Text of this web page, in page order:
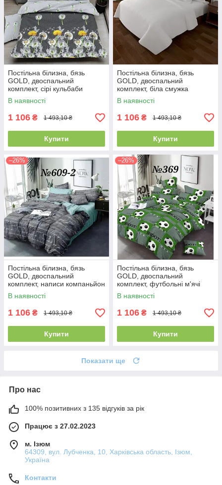
Постільна білизна, бязь
GOLD, двоспальний
комплект, сірі кульбаби
компаньйон
В наявності
1 106 ₴ 1 493,10 ₴
Купити
Постільна білизна, бязь
GOLD, двоспальний
комплект, біла смужка
однотонна
В наявності
1 106 ₴ 1 493,10 ₴
Купити
–26%
Постільна білизна, бязь
GOLD, двоспальний
комплект, написи компаньйон
В наявності
1 106 ₴ 1 493,10 ₴
Купити
–26%
Постільна білизна, бязь
GOLD, двоспальний
комплект, футбольні м'ячі
(футбол)
В наявності
1 106 ₴ 1 493,10 ₴
Купити
Показати ще
Про нас
100% позитивних з 135 відгуків за рік
Працює з 27.02.2023
м. Ізюм
64309, вул. Лубченка, 10, Харківська область, Ізюм,
Україна
Контакти